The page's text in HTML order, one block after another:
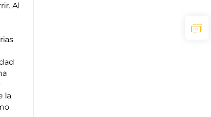
Al
la